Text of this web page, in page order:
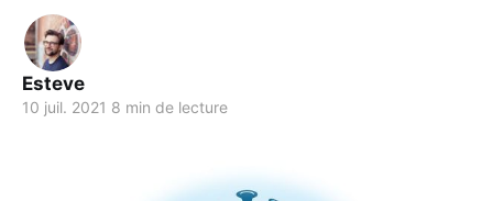
Esteve
10 juil. 2021 8 min de lecture